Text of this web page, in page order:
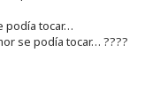
podía tocar…
se podía tocar… ????